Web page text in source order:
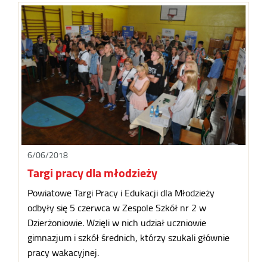
6/06/2018
Targi pracy dla młodzieży
Powiatowe Targi Pracy i Edukacji dla Młodzieży
odbyły się 5 czerwca w Zespole Szkół nr 2 w
Dzierżoniowie. Wzięli w nich udział uczniowie
gimnazjum i szkół średnich, którzy szukali głównie
pracy wakacyjnej.